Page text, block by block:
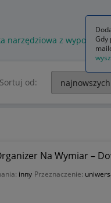
narzędziowa z
Sortuj od:
Na Wymiar –
inny Przeznaczenie:
Gdy